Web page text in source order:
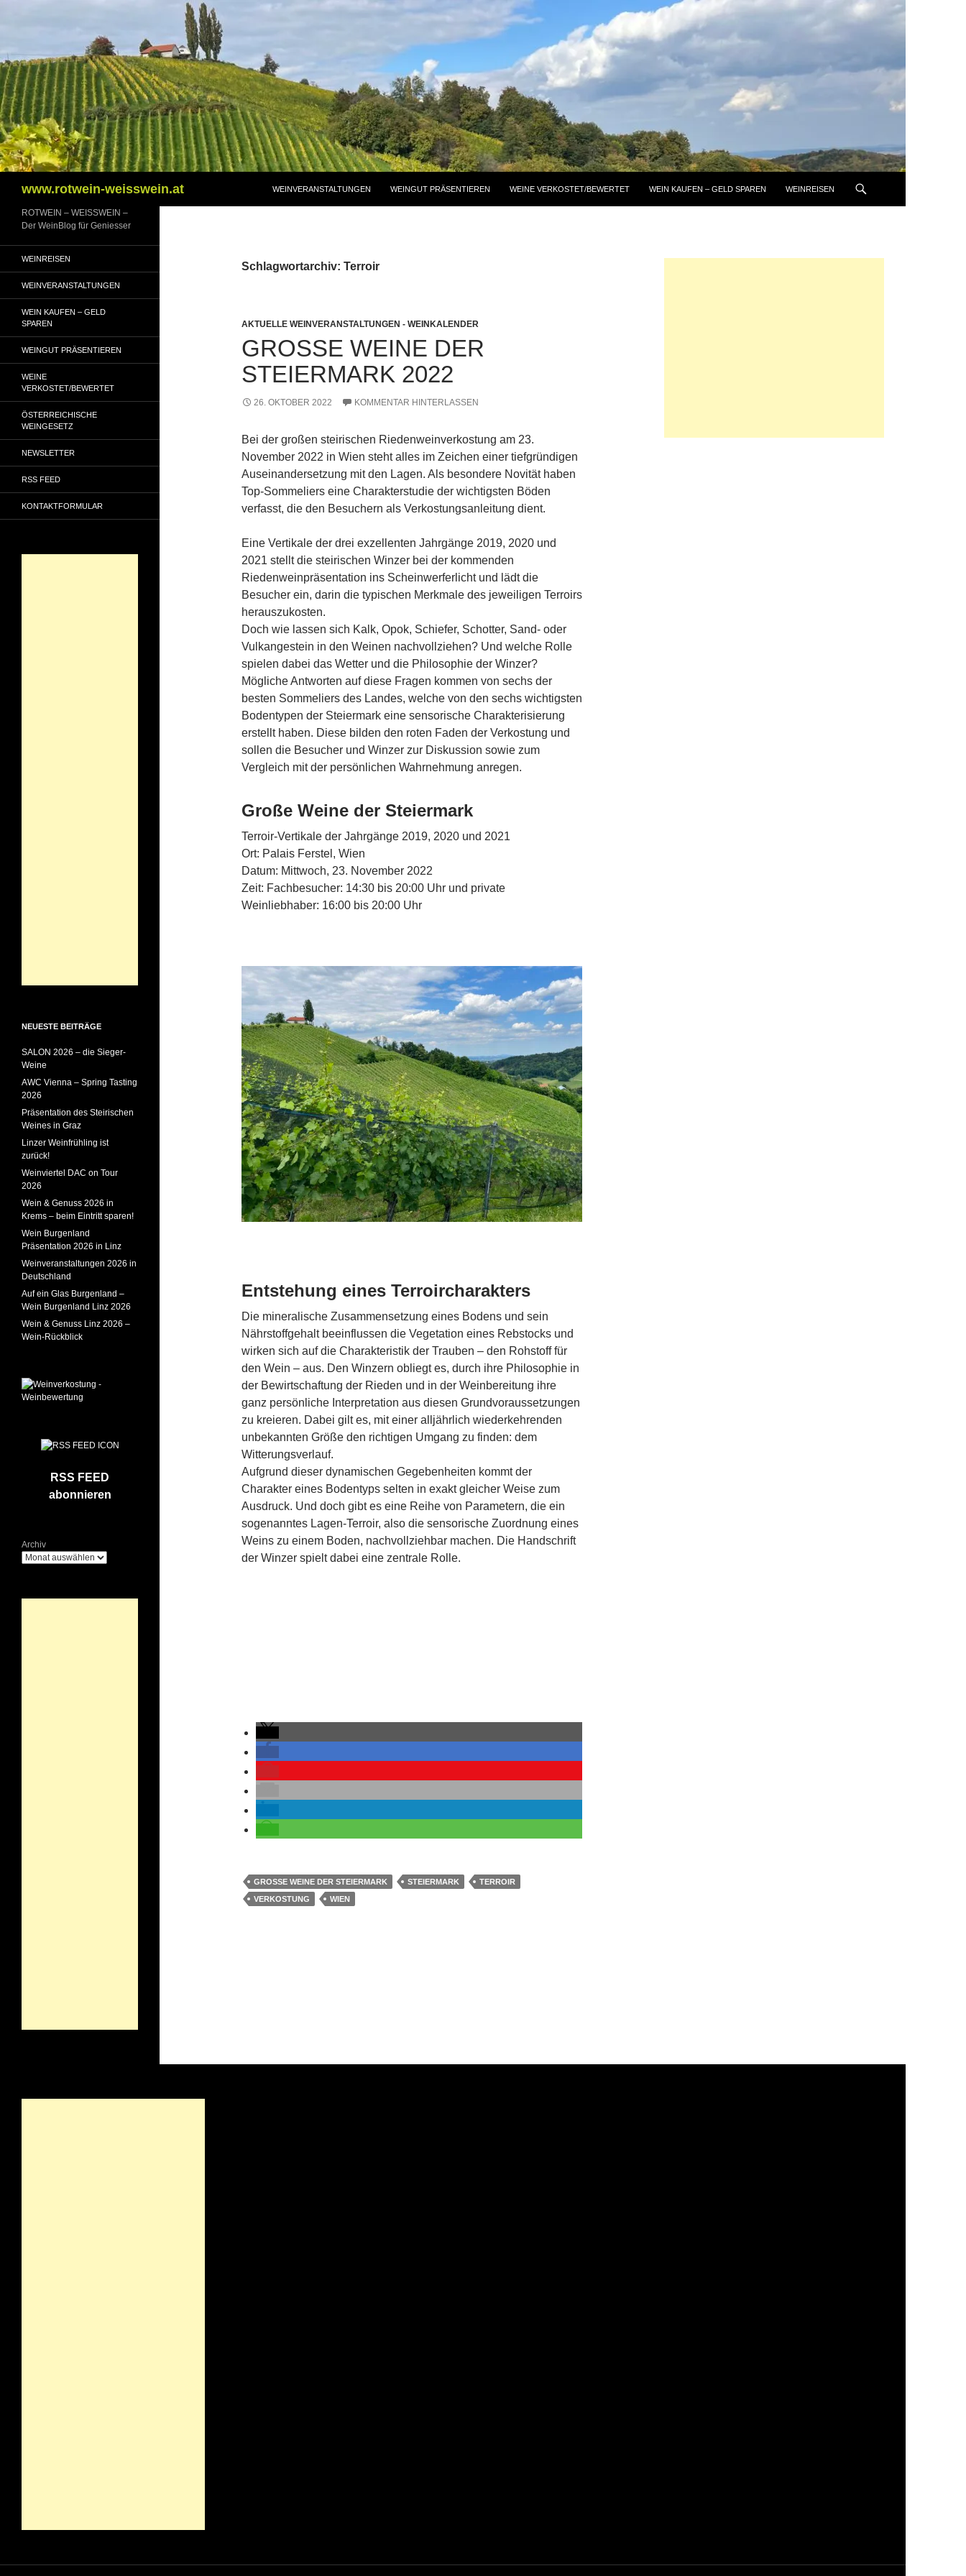
www.rotwein-weisswein.at WEINVERANSTALTUNGEN WEINGUT PRÄSENTIEREN WEINE VERKOSTET/BEWERTET WEIN KAUFEN – GELD SPAREN WEINREISEN
Schlagwortarchiv: Terroir
AKTUELLE WEINVERANSTALTUNGEN - WEINKALENDER
GROSSE WEINE DER S
TEIERMARK 2022
26. OKTOBER 2022 KOMMENTAR HINTERLASSEN
Bei der großen steirischen Riedenweinverkostung am 23.
November 2022 in Wien steht alles im Zeichen einer tiefgründigen
Auseinandersetzung mit den Lagen. Als besondere Novität haben
Top-Sommeliers eine Charakterstudie der wichtigsten Böden
verfasst, die den Besuchern als Verkostungsanleitung dient.
Eine Vertikale der drei exzellenten Jahrgänge 2019, 2020 und
2021 stellt die steirischen Winzer bei der kommenden
Riedenweinpräsentation ins Scheinwerferlicht und lädt die
Besucher ein, darin die typischen Merkmale des jeweiligen Terroirs
herauszukosten.
Doch wie lassen sich Kalk, Opok, Schiefer, Schotter, Sand- oder
Vulkangestein in den Weinen nachvollziehen? Und welche Rolle
spielen dabei das Wetter und die Philosophie der Winzer?
Mögliche Antworten auf diese Fragen kommen von sechs der
besten Sommeliers des Landes, welche von den sechs wichtigsten
Bodentypen der Steiermark eine sensorische Charakterisierung
erstellt haben. Diese bilden den roten Faden der Verkostung und
sollen die Besucher und Winzer zur Diskussion sowie zum
Vergleich mit der persönlichen Wahrnehmung anregen.
Große Weine der Steiermark
Terroir-Vertikale der Jahrgänge 2019, 2020 und 2021
Ort: Palais Ferstel, Wien
Datum: Mittwoch, 23. November 2022
Zeit: Fachbesucher: 14:30 bis 20:00 Uhr und private
Weinliebhaber: 16:00 bis 20:00 Uhr
Entstehung eines Terroircharakters
Die mineralische Zusammensetzung eines Bodens und sein
Nährstoffgehalt beeinflussen die Vegetation eines Rebstocks und
wirken sich auf die Charakteristik der Trauben – den Rohstoff für
den Wein – aus. Den Winzern obliegt es, durch ihre Philosophie in
der Bewirtschaftung der Rieden und in der Weinbereitung ihre
ganz persönliche Interpretation aus diesen Grundvoraussetzungen
zu kreieren. Dabei gilt es, mit einer alljährlich wiederkehrenden
unbekannten Größe den richtigen Umgang zu finden: dem
Witterungsverlauf.
Aufgrund dieser dynamischen Gegebenheiten kommt der
Charakter eines Bodentyps selten in exakt gleicher Weise zum
Ausdruck. Und doch gibt es eine Reihe von Parametern, die ein
sogenanntes Lagen-Terroir, also die sensorische Zuordnung eines
Weins zu einem Boden, nachvollziehbar machen. Die Handschrift
der Winzer spielt dabei eine zentrale Rolle.
GROSSE WEINE DER STEIERMARK STEIERMARK
TERROIR
VERKOSTUNG
WIEN
ROTWEIN – WEISSWEIN –
Der WeinBlog für Geniesser
WEINREISEN
WEINVERANSTALTUNGEN
WEIN KAUFEN – GELD
SPAREN
WEINGUT PRÄSENTIEREN
WEINE
VERKOSTET/BEWERTET
ÖSTERREICHISCHE
WEINGESETZ
NEWSLETTER
RSS FEED
KONTAKTFORMULAR
NEUESTE BEITRÄGE
SALON 2026 – die Sieger-
Weine
AWC Vienna – Spring Tasting
2026
Präsentation des Steirischen
Weines in Graz
Linzer Weinfrühling ist
zurück!
Weinviertel DAC on Tour
2026
Wein & Genuss 2026 in
Krems – beim Eintritt sparen!
Wein Burgenland
Präsentation 2026 in Linz
Weinveranstaltungen 2026 in
Deutschland
Auf ein Glas Burgenland –
Wein Burgenland Linz 2026
Wein & Genuss Linz 2026 –
Wein-Rückblick
RSS FEED
abonnieren
Archiv